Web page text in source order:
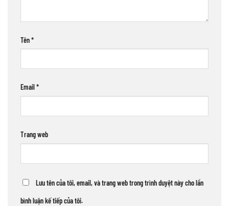
Tên*
Email*
Trang web
Lưu tên của tôi, email, và trang web trong trình duyệt này cho lần
bình luận kế tiếp của tôi.